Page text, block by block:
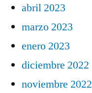
abril 2023
marzo 2023
enero 2023
diciembre 2022
noviembre 2022